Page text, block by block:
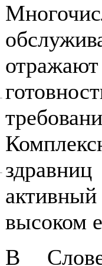
высоком
В